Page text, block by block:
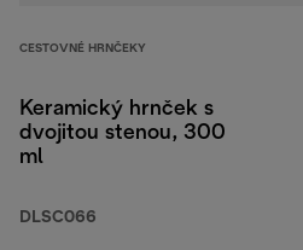
CESTOVNÉ HRNČEKY
Keramický hrnček s
dvojitou stenou, 300
ml
DLSC066